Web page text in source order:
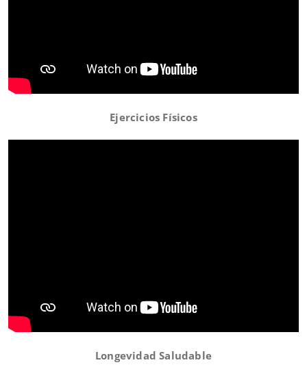
Ejercicios Físicos
Longevidad Saludable